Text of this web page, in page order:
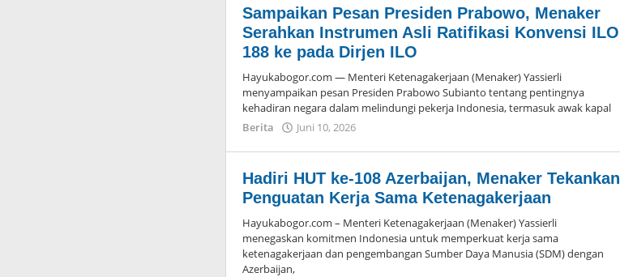
Ka
Bogor
Sampaikan Pesan Presiden Prabowo, Menaker
Serahkan Instrumen Asli Ratifikasi Konvensi ILO
188 ke pada Dirjen ILO
Hayukabogor.com — Menteri Ketenagakerjaan (Menaker) Yassierli
menyampaikan pesan Presiden Prabowo Subianto tentang pentingnya
kehadiran negara dalam melindungi pekerja Indonesia, termasuk awak kapal
Berita
Juni 10, 2026
Ka
Bogor
Hadiri HUT ke-108 Azerbaijan, Menaker Tekankan
Penguatan Kerja Sama Ketenagakerjaan
Hayukabogor.com – Menteri Ketenagakerjaan (Menaker) Yassierli
menegaskan komitmen Indonesia untuk memperkuat kerja sama
ketenagakerjaan dan pengembangan Sumber Daya Manusia (SDM) dengan
Azerbaijan,